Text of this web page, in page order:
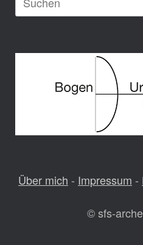
nach:
Über mich - Impressum -
© sfs-